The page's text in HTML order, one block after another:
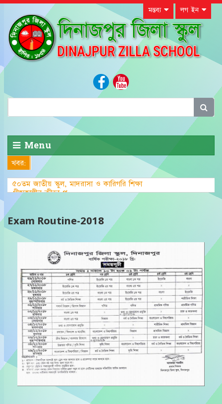
মন্তব্য লগ ইন
Menu
খবর:
৫০তম জাতীয় স্কুল, মাদরাসা ও কারিগরি শিক্ষা
গ্রীষ্মকালীন ক্রীড়া প্রতিযোগিতা-২০
Exam Routine-2018